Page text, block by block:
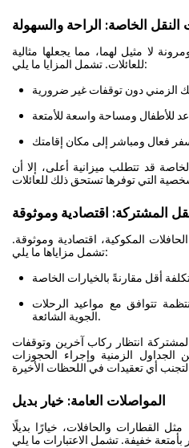
الخاصة: الراحة والسهولة
لا مثيل لهما، مما يجعلها مثالية
للعائلات. تشمل المزايا ما يلي:
قد تتطلب ميزانية أعلى، إلا أن
المشتركة: اقتصادية وموثوقة
المكوكية، اقتصادية وموثوقة.
تشمل مزاياها ما يلي:
تتوافق مع مواعيد الرحلات
الجوية الشائعة.
انتظار ركاب آخرين وتوقفات
الزمنية وإجراء الحجوزات
المواصلات العامة: خيار بديل
القطارات والحافلات، خيارًا بديلًا